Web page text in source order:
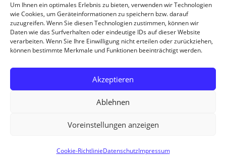
Um Ihnen ein optimales Erlebnis zu bieten, verwenden wir Technologien
wie Cookies, um Geräteinformationen zu speichern bzw. darauf
zuzugreifen. Wenn Sie diesen Technologien zustimmen, können wir
Daten wie das Surfverhalten oder eindeutige IDs auf dieser Website
verarbeiten. Wenn Sie Ihre Einwilligung nicht erteilen oder zurückziehen,
können bestimmte Merkmale und Funktionen beeinträchtigt werden.
Akzeptieren
Ablehnen
Voreinstellungen anzeigen
Cookie-RichtlinieDatenschutzImpressum
Google
Hack Hand HE ICE IE Internet
Krefeld
Liebe Linux u. Software Mail Mann
PHP
RAM
Regeln RZ Spam Spiel Ticker
USA
Video
Weblog Welt WWW Youtube Zahl
Copyright © 2026 Tagebuch eines Internetjunkies. All Rights Reserved.
Screenr parallax themevon FameThemes